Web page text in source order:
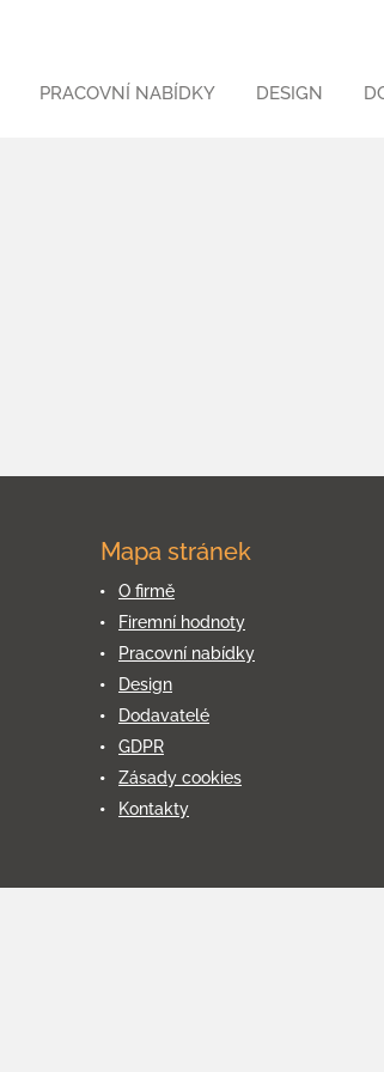
PRACOVNÍ NABÍDKY DESIGN
Mapa stránek
O firmě
Firemní hodnoty
Pracovní nabídky
Design
Dodavatelé
GDPR
Zásady cookies
Kontakty